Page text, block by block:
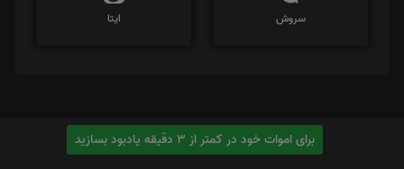
سروش ایتا
برای اموات خود در کمتر از 3 دقیقه یادبود بسازید